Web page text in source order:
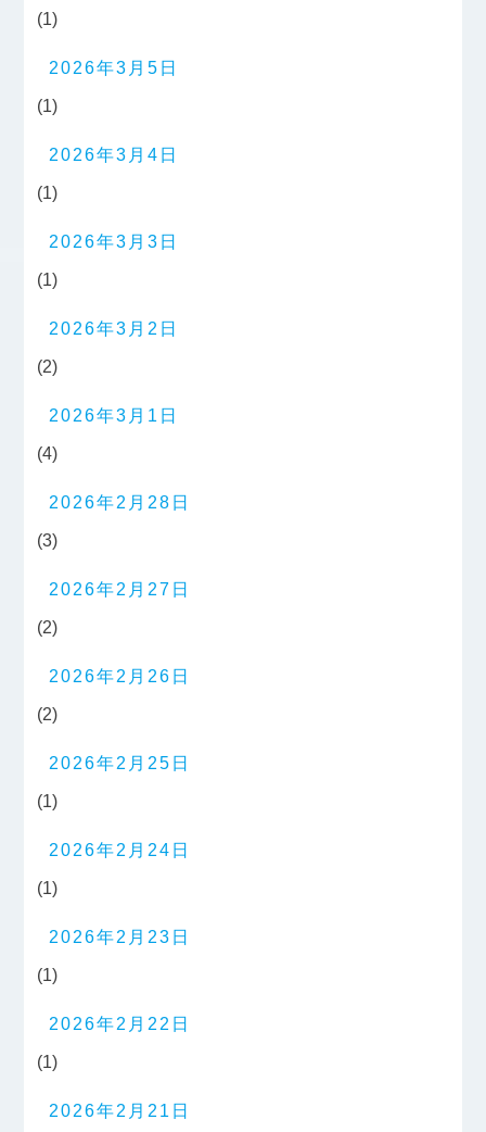
(1)
2026年3月5日
(1)
2026年3月4日
(1)
2026年3月3日
(1)
2026年3月2日
(2)
2026年3月1日
(4)
2026年2月28日
(3)
2026年2月27日
(2)
2026年2月26日
(2)
2026年2月25日
(1)
2026年2月24日
(1)
2026年2月23日
(1)
2026年2月22日
(1)
2026年2月21日